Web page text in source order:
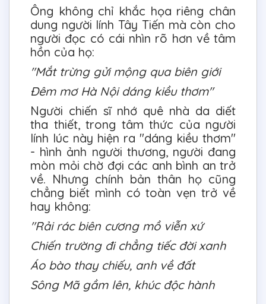
Ông không chỉ khắc họa riêng chân
dung người lính Tây Tiến mà còn cho
người đọc có cái nhìn rõ hơn về tâm
hồn của họ:
"Mắt trừng gửi mộng qua biên giới
Đêm mơ Hà Nội dáng kiều thơm"
Người chiến sĩ nhớ quê nhà da diết
tha thiết, trong tâm thức của người
lính lúc này hiện ra "dáng kiều thơm"
- hình ảnh người thương, người đang
mòn mỏi chờ đợi các anh bình an trở
về. Nhưng chính bản thân họ cũng
chẳng biết mình có toàn vẹn trở về
hay không:
"Rải rác biên cương mồ viễn xứ
Chiến trường đi chẳng tiếc đời xanh
Áo bào thay chiếu, anh về đất
Sông Mã gầm lên, khúc độc hành